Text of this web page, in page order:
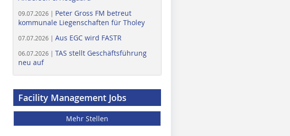
09.07.2026 | Peter Gross FM betreut
kommunale Liegenschaften für Tholey
07.07.2026 | Aus EGC wird FASTR
06.07.2026 | TAS stellt Geschäftsführung
neu auf
Facility Management Jobs
Mehr Stellen